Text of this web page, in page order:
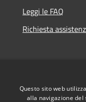
Leggi le FAQ
Richiesta
Questo sito web
alla navigazione